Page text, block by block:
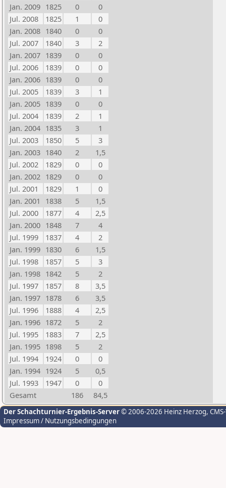
Jan. 2009 1825 0
0
Jul. 2008
1825 1
0
Jan. 2008 1840 0
0
Jul. 2007
1840 3
2
Jan. 2007 1839 0
0
Jul. 2006
1839 0
0
Jan. 2006 1839 0
0
Jul. 2005
1839 3
1
Jan. 2005 1839 0
0
Jul. 2004
1839 2
1
Jan. 2004 1835 3
1
Jul. 2003
1850 5
3
Jan. 2003 1840 2
1,5
Jul. 2002
1829 0
0
Jan. 2002 1829 0
0
Jul. 2001
1829 1
0
Jan. 2001
1838 5
1,5
Jul. 2000
1877 4
2,5
Jan. 2000 1848 7
4
Jul. 1999
1837 4
2
Jan. 1999 1830 6
1,5
Jul. 1998
1857 5
3
Jan. 1998 1842 5
2
Jul. 1997
1857 8
3,5
Jan. 1997 1878 6
3,5
Jul. 1996
1888 4
2,5
Jan. 1996 1872 5
2
Jul. 1995
1883 7
2,5
Jan. 1995 1898 5
2
Jul. 1994
1924 0
0
Jan. 1994 1924 5
0,5
Jul. 1993
1947 0
0
Gesamt
186 84,5
Der Schachturnier-Ergebnis-Server© 2006-2026 Heinz Herzog,
Impressum / Nutzungsbedingungen